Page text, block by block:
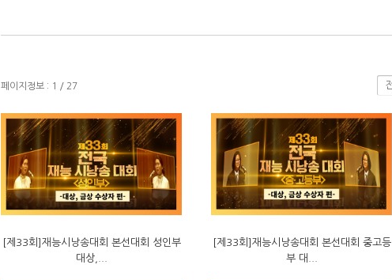
페이지정보 : 1 / 27
[제33회]재능시낭송대회 본선대회 성인부
대상,...
[제33회]재능시낭송대회 본선대회 중고등
부 대...